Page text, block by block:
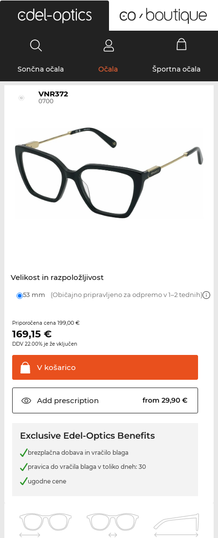
Sončna očala Očala Športna očala
VNR372
0700
Velikost in razpoložljivost
53 mm (Običajno pripravljeno za odpremo v 1–2 tednih)
Priporočena cena 199,00 €
169,15€
DDV 22.00% je že vključen
Vkošarico
Add prescription from 29,90 €
Exclusive Edel-Optics Benefits
brezplačna dobava in vračilo blaga
pravica do vračila blaga v toliko dneh: 30
ugodne cene